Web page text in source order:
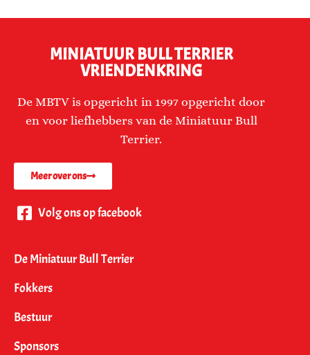
MINIATUUR BULL TERRIER
VRIENDENKRING
De MBTV is opgericht in 1997 opgericht door
en voor liefhebbers van de Miniatuur Bull
Terrier.
Meer over ons
Volg ons op facebook
De Miniatuur Bull Terrier
Fokkers
Bestuur
Sponsors